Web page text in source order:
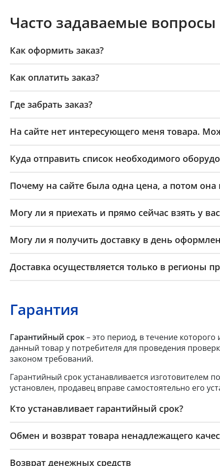
Часто задаваемые вопросы
Как оформить заказ?
Как оплатить заказ?
Где забрать заказ?
На сайте нет интересующего меня товара.
Куда отправить список необходимого
Почему на сайте была одна цена, а потом она
Могу ли я приехать и прямо сейчас взять у
Могу ли я получить доставку в день
Доставка осуществляется только в регионы
Гарантия
Гарантийный срок– это период, в течение которого
данный товар у потребителя для проведения
законом требований.
Гарантийный срок устанавливается изготовителем
установлен, продавец вправе самостоятельно его
Кто устанавливает гарантийный срок?
Обмен и возврат товара ненадлежащего
Возврат денежных средств